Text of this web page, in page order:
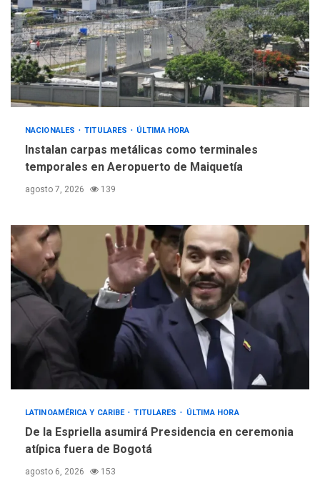
INTERNACIONALES ÚLTIMA HORA
Hiroshima 81 años de la
debacle atómica. Japón
debate principios no
nucleares
NACIONALES TITULARES ÚLTIMA HORA
Instalan carpas metálicas como terminales
temporales en Aeropuerto de Maiquetía
agosto 7, 2026 139
LATINOAMÉRICA Y CARIBE TITULARES ÚLTIMA HORA
De la Espriella asumirá Presidencia en ceremonia
atípica fuera de Bogotá
agosto 6, 2026 153